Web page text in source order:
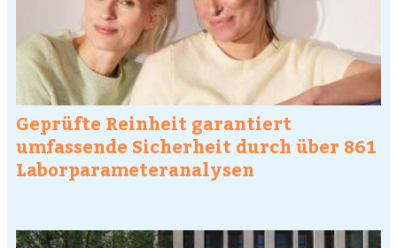
Geprüfte Reinheit garantiert
umfassende Sicherheit durch über 861
Laborparameteranalysen